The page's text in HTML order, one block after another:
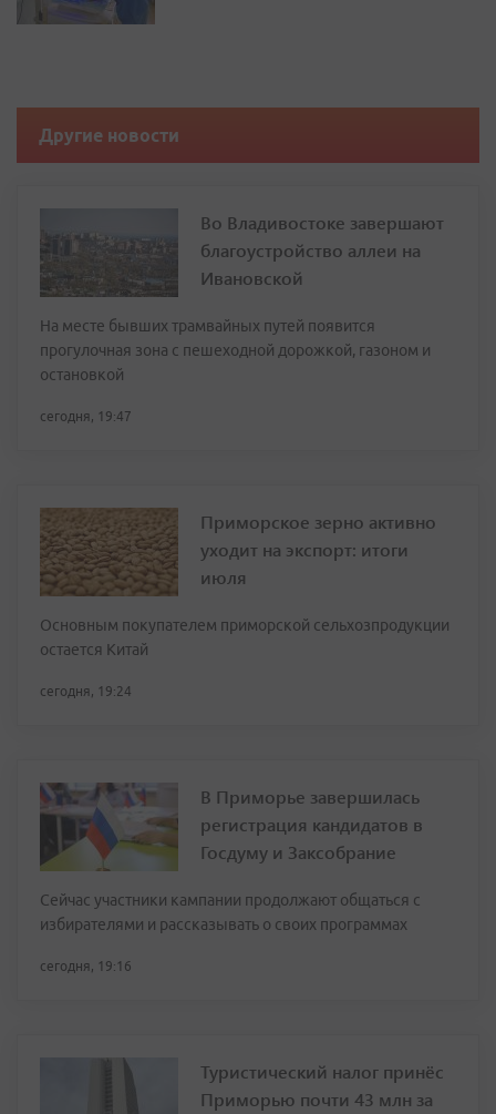
Другие новости
Во Владивостоке завершают
благоустройство аллеи на
Ивановской
На месте бывших трамвайных путей появится
прогулочная зона с пешеходной дорожкой, газоном и
остановкой
сегодня, 19:47
Приморское зерно активно
уходит на экспорт: итоги
июля
Основным покупателем приморской сельхозпродукции
остается Китай
сегодня, 19:24
В Приморье завершилась
регистрация кандидатов в
Госдуму и Заксобрание
Сейчас участники кампании продолжают общаться с
избирателями и рассказывать о своих программах
сегодня, 19:16
Туристический налог принёс
Приморью почти 43 млн за